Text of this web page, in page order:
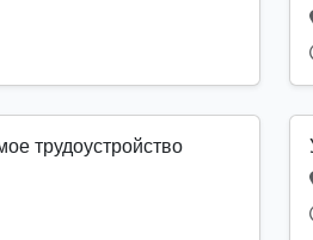
трудоустройство